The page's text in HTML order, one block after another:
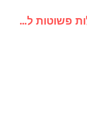
עשר שאלות פשוטות לבאן קי-מון לרגל ביקורו בקנדה